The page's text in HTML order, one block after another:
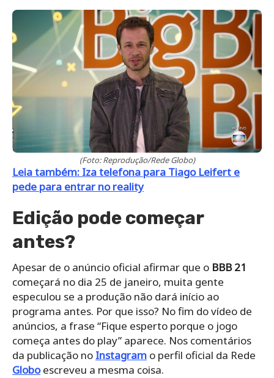
(Foto: Reprodução/Rede Globo)
Leia também: Iza telefona para Tiago Leifert e
pede para entrar no reality
Edição pode começar
antes?
Apesar de o anúncio oficial afirmar que o BBB 21
começará no dia 25 de janeiro, muita gente
especulou se a produção não dará início ao
programa antes. Por que isso? No fim do vídeo de
anúncios, a frase “Fique esperto porque o jogo
começa antes do play” aparece. Nos comentários
da publicação no Instagram o perfil oficial da Rede
Globoescreveu a mesma coisa.